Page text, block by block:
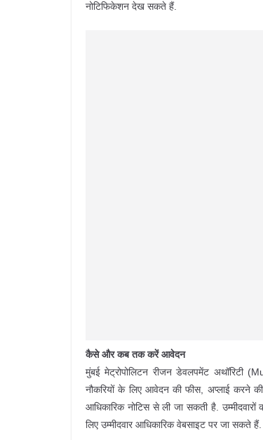
नोटिफिकेशन देख सकते हैं.
कैसे और कब तक करें आवेदन
मुंबई मेट्रोपोलिटन रीजन डेवलपमेंट अथॉरिटी
नौकरियों के लिए आवेदन की फीस, अप्लाई करने
आधिकारिक नोटिस से ली जा सकती है.
लिए उम्मीदवार आधिकारिक वेबसाइट पर जा सकते हैं.